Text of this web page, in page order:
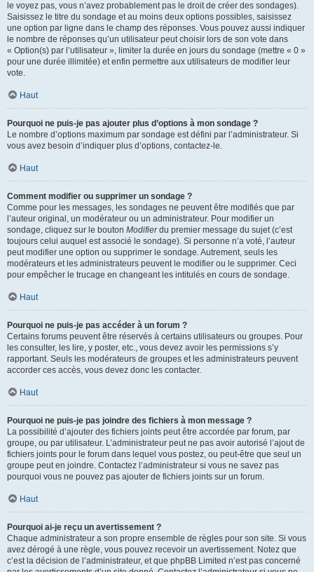
le voyez pas, vous n’avez probablement pas le droit de créer des sondages).
Saisissez le titre du sondage et au moins deux options possibles, saisissez
une option par ligne dans le champ des réponses. Vous pouvez aussi indiquer
le nombre de réponses qu’un utilisateur peut choisir lors de son vote dans
« Option(s) par l’utilisateur », limiter la durée en jours du sondage (mettre « 0 »
pour une durée illimitée) et enfin permettre aux utilisateurs de modifier leur
vote.
Haut
Pourquoi ne puis-je pas ajouter plus d’options à mon sondage ?
Le nombre d’options maximum par sondage est défini par l’administrateur. Si
vous avez besoin d’indiquer plus d’options, contactez-le.
Haut
Comment modifier ou supprimer un sondage ?
Comme pour les messages, les sondages ne peuvent être modifiés que par
l’auteur original, un modérateur ou un administrateur. Pour modifier un
sondage, cliquez sur le bouton Modifierdu premier message du sujet (c’est
toujours celui auquel est associé le sondage). Si personne n’a voté, l’auteur
peut modifier une option ou supprimer le sondage. Autrement, seuls les
modérateurs et les administrateurs peuvent le modifier ou le supprimer. Ceci
pour empêcher le trucage en changeant les intitulés en cours de sondage.
Haut
Pourquoi ne puis-je pas accéder à un forum ?
Certains forums peuvent être réservés à certains utilisateurs ou groupes. Pour
les consulter, les lire, y poster, etc., vous devez avoir les permissions s’y
rapportant. Seuls les modérateurs de groupes et les administrateurs peuvent
accorder ces accès, vous devez donc les contacter.
Haut
Pourquoi ne puis-je pas joindre des fichiers à mon message ?
La possibilité d’ajouter des fichiers joints peut être accordée par forum, par
groupe, ou par utilisateur. L’administrateur peut ne pas avoir autorisé l’ajout de
fichiers joints pour le forum dans lequel vous postez, ou peut-être que seul un
groupe peut en joindre. Contactez l’administrateur si vous ne savez pas
pourquoi vous ne pouvez pas ajouter de fichiers joints sur un forum.
Haut
Pourquoi ai-je reçu un avertissement ?
Chaque administrateur a son propre ensemble de règles pour son site. Si vous
avez dérogé à une règle, vous pouvez recevoir un avertissement. Notez que
c’est la décision de l’administrateur, et que phpBB Limited n’est pas concerné